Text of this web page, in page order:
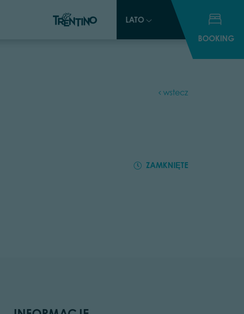
LATO
BOOKING
LATO
BOOKING
wstecz
ZAMKNIĘTE